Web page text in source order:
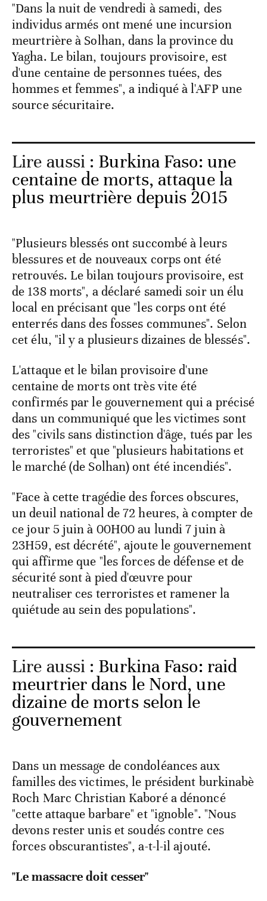
"Dans la nuit de vendredi à samedi, des
individus armés ont mené une incursion
meurtrière à Solhan, dans la province du
Yagha. Le bilan, toujours provisoire, est
d'une centaine de personnes tuées, des
hommes et femmes", a indiqué à l'AFP une
source sécuritaire.
Lire aussi : Burkina Faso: une
centaine de morts, attaque la
plus meurtrière depuis 2015
"Plusieurs blessés ont succombé à leurs
blessures et de nouveaux corps ont été
retrouvés. Le bilan toujours provisoire, est
de 138 morts", a déclaré samedi soir un élu
local en précisant que "les corps ont été
enterrés dans des fosses communes". Selon
cet élu, "il y a plusieurs dizaines de blessés".
L'attaque et le bilan provisoire d'une
centaine de morts ont très vite été
confirmés par le gouvernement qui a précisé
dans un communiqué que les victimes sont
des "civils sans distinction d'âge, tués par les
terroristes" et que "plusieurs habitations et
le marché (de Solhan) ont été incendiés".
"Face à cette tragédie des forces obscures,
un deuil national de 72 heures, à compter de
ce jour 5 juin à 00H00 au lundi 7 juin à
23H59, est décrété", ajoute le gouvernement
qui affirme que "les forces de défense et de
sécurité sont à pied d'œuvre pour
neutraliser ces terroristes et ramener la
quiétude au sein des populations".
Lire aussi : Burkina Faso: raid
meurtrier dans le Nord, une
dizaine de morts selon le
gouvernement
Dans un message de condoléances aux
familles des victimes, le président burkinabè
Roch Marc Christian Kaboré a dénoncé
"cette attaque barbare" et "ignoble". "Nous
devons rester unis et soudés contre ces
forces obscurantistes", a-t-l-il ajouté.
"Le massacre doit cesser"